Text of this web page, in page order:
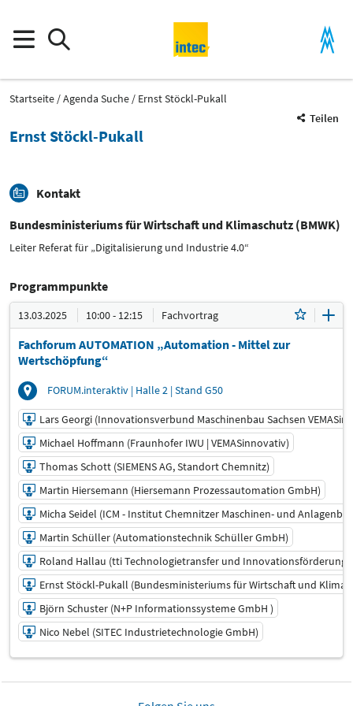
Startseite Agenda Suche
Ernst Stöckl-Pukall
Teilen
Ernst Stöckl-Pukall
Kontakt
Bundesministeriums für Wirtschaft und Klimaschutz (BMWK)
Leiter Referat für „Digitalisierung und Industrie 4.0“
Programmpunkte
13.03.2025 10:00 - 12:15 Fachvortrag
Fachforum AUTOMATION „Automation - Mittel zur
Wertschöpfung“
FORUM.interaktiv | Halle 2 | Stand G50
Lars Georgi (Innovationsverbund Maschinenbau Sachsen
Michael Hoffmann (Fraunhofer IWU | VEMASinnovativ)
Thomas Schott (SIEMENS AG, Standort Chemnitz)
Martin Hiersemann (Hiersemann Prozessautomation GmbH)
Micha Seidel (ICM - Institut Chemnitzer Maschinen- und Anlagenbau
Martin Schüller (Automationstechnik Schüller GmbH)
Roland Hallau (tti Technologietransfer und Innovationsförderung
Ernst Stöckl-Pukall (Bundesministeriums für Wirtschaft und
Björn Schuster (N+P Informationssysteme GmbH )
Nico Nebel (SITEC Industrietechnologie GmbH)